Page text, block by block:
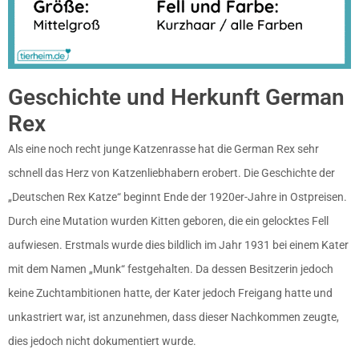
Geschichte und Herkunft German
Rex
Als eine noch recht junge Katzenrasse hat die German Rex sehr
schnell das Herz von Katzenliebhabern erobert. Die Geschichte der
„Deutschen Rex Katze“ beginnt Ende der 1920er-Jahre in Ostpreisen.
Durch eine Mutation wurden Kitten geboren, die ein gelocktes Fell
aufwiesen. Erstmals wurde dies bildlich im Jahr 1931 bei einem Kater
mit dem Namen „Munk“ festgehalten. Da dessen Besitzerin jedoch
keine Zuchtambitionen hatte, der Kater jedoch Freigang hatte und
unkastriert war, ist anzunehmen, dass dieser Nachkommen zeugte,
dies jedoch nicht dokumentiert wurde.